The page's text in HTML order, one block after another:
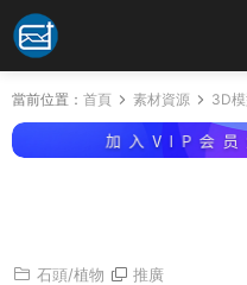
當前位置： 首頁 素材資源 3D
石頭/植物 推廣